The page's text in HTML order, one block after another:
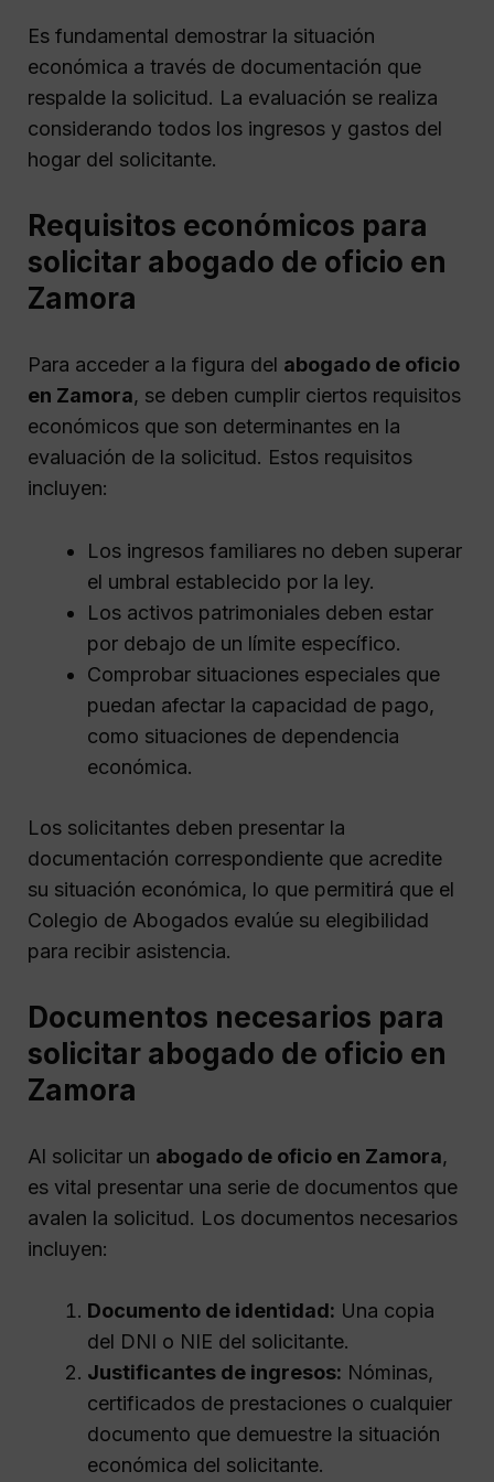
Es fundamental demostrar la situación
económica a través de documentación que
respalde la solicitud. La evaluación se realiza
considerando todos los ingresos y gastos del
hogar del solicitante.
Requisitos económicos para
solicitar abogado de oficio en
Zamora
Para acceder a la figura del abogado de oficio
en Zamora, se deben cumplir ciertos requisitos
económicos que son determinantes en la
evaluación de la solicitud. Estos requisitos
incluyen:
Los ingresos familiares no deben superar
el umbral establecido por la ley.
Los activos patrimoniales deben estar
por debajo de un límite específico.
Comprobar situaciones especiales que
puedan afectar la capacidad de pago,
como situaciones de dependencia
económica.
Los solicitantes deben presentar la
documentación correspondiente que acredite
su situación económica, lo que permitirá que el
Colegio de Abogados evalúe su elegibilidad
para recibir asistencia.
Documentos necesarios para
solicitar abogado de oficio en
Zamora
Al solicitar un abogado de oficio en Zamora,
es vital presentar una serie de documentos que
avalen la solicitud. Los documentos necesarios
incluyen:
Documento de identidad: Una copia
del DNI o NIE del solicitante.
Justificantes de ingresos: Nóminas,
certificados de prestaciones o cualquier
documento que demuestre la situación
económica del solicitante.